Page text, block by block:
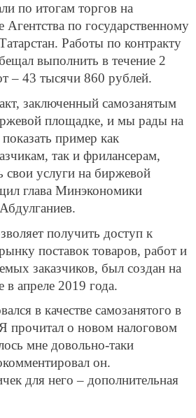
по итогам торгов на
по государственному
Работы по контракту
выполнить в течение 2
– 43 тысячи 860 рублей.
заключенный самозанятым
площадке, и мы рады на
пример как
так и фрилансерам,
свои услуги на биржевой
глава Минэкономики
получить доступ к
поставок товаров, работ и
заказчиков, был создан на
апреле 2019 года.
в качестве самозанятого в
прочитал о новом налоговом
мне довольно-таки
он.
для него – дополнительная